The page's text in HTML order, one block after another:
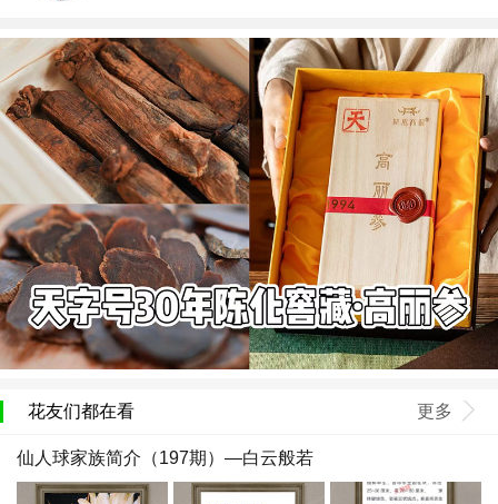
花友们都在看 更多
仙人球家族简介（197期）—白云般若